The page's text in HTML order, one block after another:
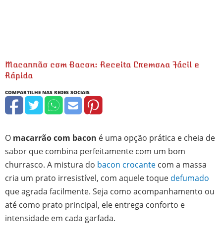
Macarrão com Bacon: Receita Cremosa Fácil e
Rápida
O macarrão com bacon é uma opção prática e cheia de
sabor que combina perfeitamente com um bom
churrasco. A mistura do bacon crocante com a massa
cria um prato irresistível, com aquele toque defumado
que agrada facilmente. Seja como acompanhamento ou
até como prato principal, ele entrega conforto e
intensidade em cada garfada.